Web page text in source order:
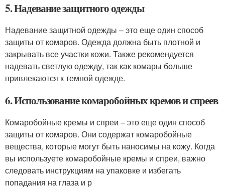
5. Надевание защитного одежды
Надевание защитной одежды – это еще один способ
защиты от комаров. Одежда должна быть плотной и
закрывать все участки кожи. Также рекомендуется
надевать светлую одежду, так как комары больше
привлекаются к темной одежде.
6. Использование комаробойных кремов и спреев
Комаробойные кремы и спреи – это еще один способ
защиты от комаров. Они содержат комаробойные
вещества, которые могут быть наносимы на кожу. Когда
вы используете комаробойные кремы и спреи, важно
следовать инструкциям на упаковке и избегать
попадания на глаза и р